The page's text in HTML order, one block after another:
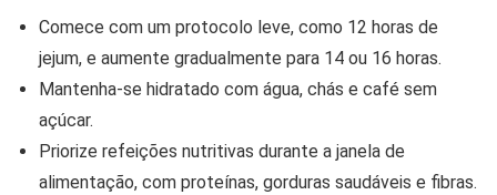
Comece com um protocolo leve, como 12 horas de
jejum, e aumente gradualmente para 14 ou 16 horas.
Mantenha-se hidratado com água, chás e café sem
açúcar.
Priorize refeições nutritivas durante a janela de
alimentação, com proteínas, gorduras saudáveis e fibras.